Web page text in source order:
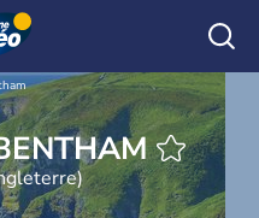
BENTHAM